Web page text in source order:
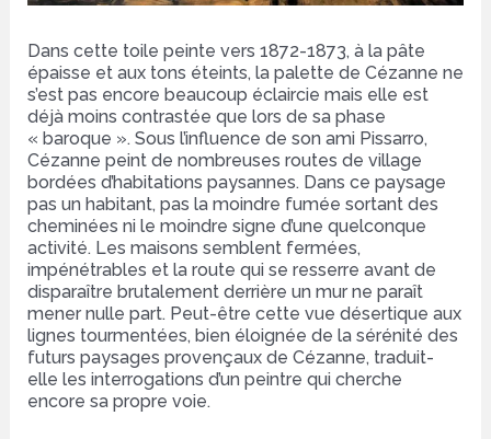
Dans cette toile peinte vers 1872-1873, à la pâte
épaisse et aux tons éteints, la palette de Cézanne ne
s’est pas encore beaucoup éclaircie mais elle est
déjà moins contrastée que lors de sa phase
« baroque ». Sous l’influence de son ami Pissarro,
Cézanne peint de nombreuses routes de village
bordées d’habitations paysannes. Dans ce paysage
pas un habitant, pas la moindre fumée sortant des
cheminées ni le moindre signe d’une quelconque
activité. Les maisons semblent fermées,
impénétrables et la route qui se resserre avant de
disparaître brutalement derrière un mur ne paraît
mener nulle part. Peut-être cette vue désertique aux
lignes tourmentées, bien éloignée de la sérénité des
futurs paysages provençaux de Cézanne, traduit-
elle les interrogations d’un peintre qui cherche
encore sa propre voie.